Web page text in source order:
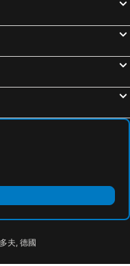
Dragon Hotel
de Coloane Boutique Hotel
Inn Zhuhai Jinan University
- Gongbei Port Fuhuari Branch
Hotel (Zhuhai Gongbei)
Service Apartments - Zhuhai Gongbei Port Fuhuali铂顿国际公寓珠海拱北口岸富华里店
Fino Hotel
Point Metro Station
Bay Metro Station
窗
夫, 德國